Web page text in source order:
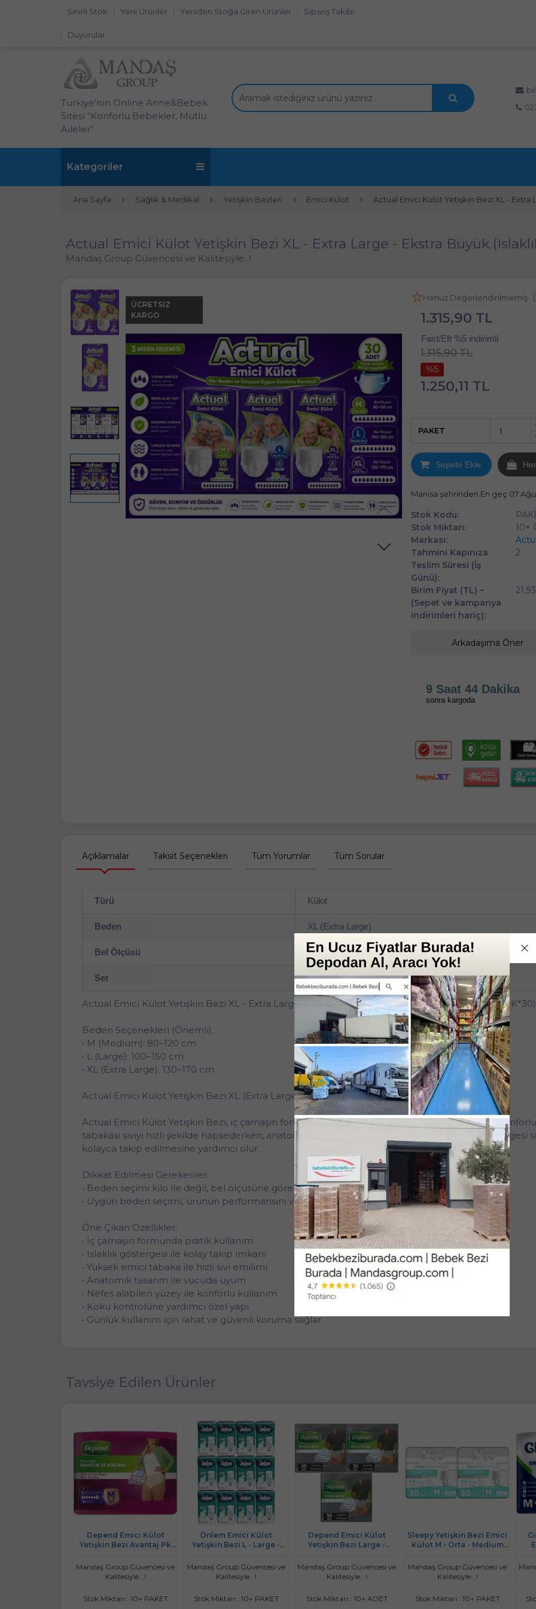
Sınırlı Stok Yeni Ürünler Yeniden Stoğa Giren Ürünler Sipariş Takibi
Duyurular
Türkiye'nin Online Anne&Bebek
Sitesi “Konforlu Bebekler, Mutlu
Aileler”
Kategoriler
Ana Sayfa Sağlık & Medikal Yetişkin Bezleri Emici Külot Actual Emici Külot Yetişkin Bezi XL -
Actual Emici Külot Yetişkin Bezi XL - Extra Large - Ekstra Büyük
Mandaş Group Güvencesi ve Kalitesiyle...!
ÜCRETSIZ
KARGO
Henüz Değerlendirilmemiş
1.315,90 TL
Fast/Eft %5 indirimli
1.315,90 TL
%5
1.250,11 TL
PAKET
Sepete Ekle
Manisa şehrinden En geç 07
Stok Kodu:
Stok Miktarı:
10+
Markası:
Tahmini Kapınıza
Teslim Süresi (İş
Günü):
2
Birim Fiyat (TL) –
(Sepet ve kampanya
indirimleri hariç):
21,93
Arkadaşıma Öner
9 Saat 44 Dakika
sonra kargoda
Açıklamalar Taksit Seçenekleri Tüm Yorumlar Tüm Sorular
Türü Külot
Beden XL (Extra Large)
Bel Ölçüsü 130-170 cm
Set 2'li
Actual Emici Külot Yetişkin Bezi XL - Extra Large - Ekstra Büyük (Islaklık Göstergeli) 60 Adet (2PK*30)
Beden Seçenekleri (Önemli):
• M (Medium): 80–120 cm
• L (Large): 100–150 cm
• XL (Extra Large): 130–170 cm
Actual Emici Külot Yetişkin Bezi XL (Extra Large) 30 Adet – Islaklık Göstergeli Konforlu Koruma
Actual Emici Külot Yetişkin Bezi, iç çamaşırı formundaki yapısı sayesinde günlük kullanımda
tabakası sıvıyı hızlı şekilde hapsederken, anatomik tasarımı vücuda uyum sağlar. Islaklık
kolayca takip edilmesine yardımcı olur.
Dikkat Edilmesi Gerekenler:
• Beden seçimi kilo ile değil, bel ölçüsüne göre yapılmalıdır
• Uygun beden seçimi, ürünün performansını ve kullanım rahatlığını artırır
Öne Çıkan Özellikler:
• İç çamaşırı formunda pratik kullanım
• Islaklık göstergesi ile kolay takip imkanı
• Yüksek emici tabaka ile hızlı sıvı emilimi
• Anatomik tasarım ile vücuda uyum
• Nefes alabilen yüzey ile konforlu kullanım
• Koku kontrolüne yardımcı özel yapı
• Günlük kullanım için rahat ve güvenli koruma sağlar
Tavsiye Edilen Ürünler
Depend Emici Külot
Yetişkin Bezi Avantaj Pk
Mandaş Group Güvencesi ve
Kalitesiyle...!
Stok Miktarı : 10+ PAKET
Önlem Emici Külot
Yetişkin Bezi L - Large -
Mandaş Group Güvencesi ve
Kalitesiyle...!
Stok Miktarı : 10+ PAKET
Depend Emici Külot
Yetişkin Bezi Large -
(3PK*30)
Mandaş Group Güvencesi ve
Kalitesiyle...!
Stok Miktarı : 10+ ADET
Sleepy Yetişkin Bezi Emici
Külot M - Orta - Medium
Mandaş Group Güvencesi ve
Kalitesiyle...!
Stok Miktarı : 10+ PAKET